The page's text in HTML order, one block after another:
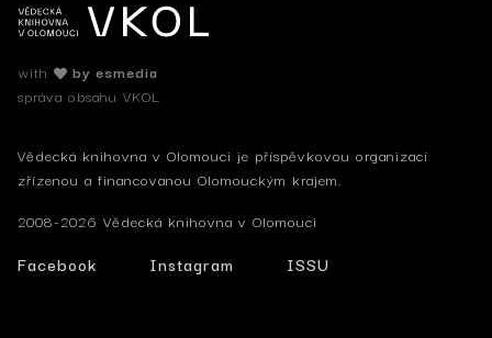
with
by esmedia
správa obsahu VKOL
Vědecká knihovna v Olomouci je příspěvkovou organizací
zřízenou a financovanou Olomouckým krajem.
2008-2026 Vědecká knihovna v Olomouci
Facebook Instagram ISSU